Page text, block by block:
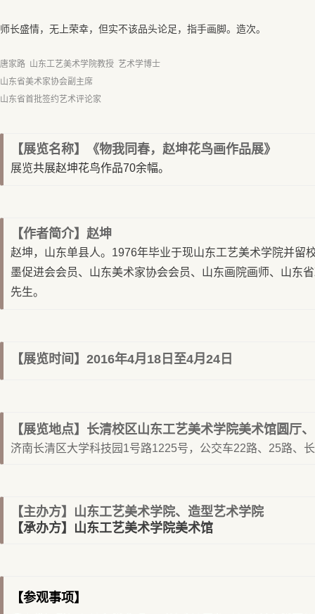
师长盛情，无上荣幸，但实不该品头论足，指手画脚。造次。
山东省美术家协会副主席
山东省首批签约艺术评论家
【展览名称】《物我同春，赵坤花鸟画作品展》
展览共展赵坤花鸟作品70余幅。
【作者简介】赵坤
赵坤，山东单县人。1976年毕业于现山东工艺美术学院并留
墨促进会会员、山东美术家协会会员、山东画院画师、山东
先生。
【展览时间】 2016年4月18日至4月24日
【展览地点】长清校区山东工艺美术学院美术馆圆厅
济南长清区大学科技园1号路1225号，公交车22路、25路、
【主办方】 山东工艺美术学院、造型艺术学院
【承办方】 山东工艺美术学院美术馆
【参观事项】